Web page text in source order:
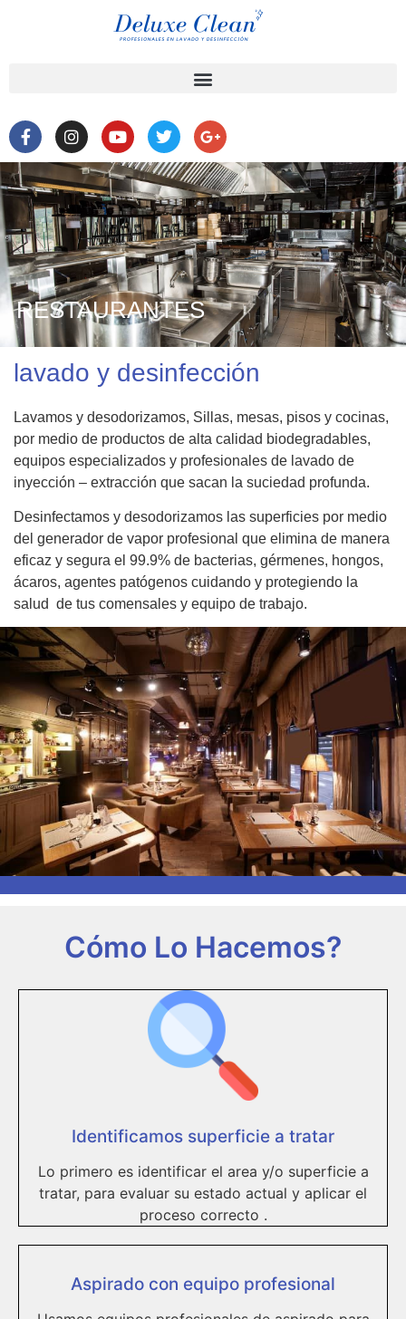
RESTAURANTES
lavado y desinfección
Lavamos y desodorizamos, Sillas, mesas, pisos y cocinas,
por medio de productos de alta calidad biodegradables,
equipos especializados y profesionales de lavado de
inyección – extracción que sacan la suciedad profunda.
Desinfectamos y desodorizamos las superficies por medio
del generador de vapor profesional que elimina de manera
eficaz y segura el 99.9% de bacterias, gérmenes, hongos,
ácaros, agentes patógenos cuidando y protegiendo la
salud de tus comensales y equipo de trabajo.
Cómo Lo Hacemos?
Identificamos superficie a tratar
Lo primero es identificar el area y/o superficie a
tratar, para evaluar su estado actual y aplicar el
proceso correcto .
Aspirado con equipo profesional